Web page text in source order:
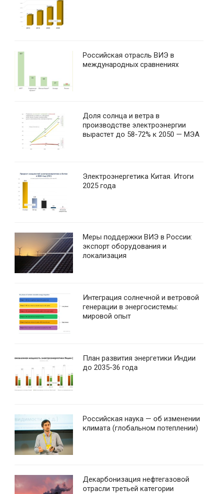
Российская отрасль ВИЭ в
международных сравнениях
Доля солнца и ветра в
производстве электроэнергии
вырастет до 58-72% к 2050 — МЭА
Электроэнергетика Китая. Итоги
2025 года
Меры поддержки ВИЭ в России:
экспорт оборудования и
локализация
Интеграция солнечной и ветровой
генерации в энергосистемы:
мировой опыт
План развития энергетики Индии
до 2035-36 года
Российская наука — об изменении
климата (глобальном потеплении)
Декарбонизация нефтегазовой
отрасли третьей категории